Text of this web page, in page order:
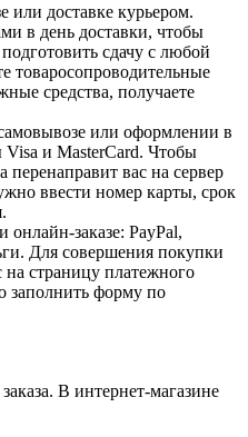
доставке курьером.
в день доставки, чтобы
сдачу с любой
средства, получаете
или оформлении в
Visa и MasterCard. Чтобы
перенаправит вас на сервер
ввести номер карты, срок
заказе: PayPal,
Для совершения покупки
на страницу платежного
заполнить форму по
В интернет-магазине